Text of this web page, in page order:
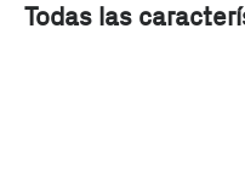
Todas las